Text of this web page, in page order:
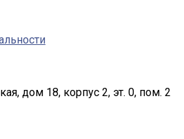
дом 18, корпус 2, эт. 0, пом. 2